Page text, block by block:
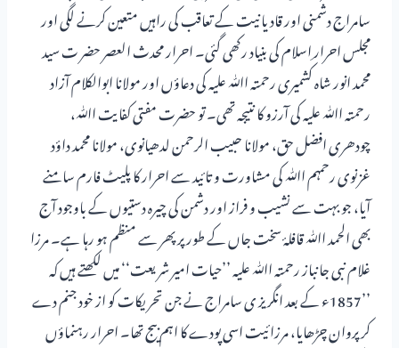
سامراج دشمنی اور قادیانیت کے تعاقب کی راہیں متعین کرنے لگی اور
مجلس احرار ِاسلام کی بنیاد رکھی گئی۔ احرار محدث العصر حضر ت سید
محمد انور شاہ کشمیری رحمتہ اﷲ علیہ کی دعاؤں اور مولانا ابوالکلام آزاد
رحمتہ اﷲ علیہ کی آرزو کا نتیجہ تھی۔ تو حضرت مفتی کفایت اﷲ،
چودھری افضل حق، مولانا حبیب الرحمن لدھیانوی، مولانا محمد داؤد
غزنوی رحمہم اﷲ کی مشاورت و تائید سے احرار کا پلیٹ فارم سامنے
آیا، جو بہت سے نشیب و فراز اور دشمن کی چیرہ دستیوں کے باوجود آج
بھی الحمد اﷲ قافلۂ سخت جاں کے طور پر پھر سے منظم ہو رہا ہے۔ مرزا
غلام نبی جانباز رحمتہ اﷲ علیہ ’’حیات امیر شریعت‘‘ میں لکھتے ہیں کہ
’’1857ء کے بعد انگریز ی سامراج نے جن تحریکات کو از خود جنم دے
کر پروان چڑھایا، مرزائیت اسی پودے کا اہم بیج تھا۔ احرار رہنماؤں